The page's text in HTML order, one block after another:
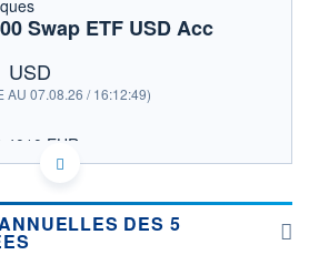
FORUM
Swap ETF USD Acc
USD
AU 07.08.26 / 16:12:49)
EUR
154.4452
TEMPS RÉELDES 5